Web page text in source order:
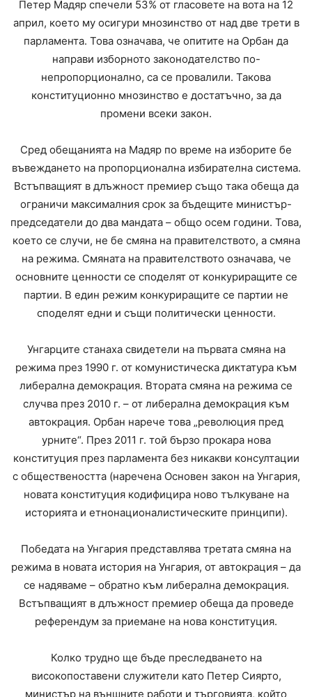
Петер Мадяр спечели 53% от гласовете на вота на 12
април, което му осигури мнозинство от над две трети в
парламента. Това означава, че опитите на Орбан да
направи изборното законодателство по-
непропорционално, са се провалили. Такова
конституционно мнозинство е достатъчно, за да
промени всеки закон.
Сред обещанията на Мадяр по време на изборите бе
въвеждането на пропорционална избирателна система.
Встъпващият в длъжност премиер също така обеща да
ограничи максималния срок за бъдещите министър-
председатели до два мандата – общо осем години. Това,
което се случи, не бе смяна на правителството, а смяна
на режима. Смяната на правителството означава, че
основните ценности се споделят от конкуриращите се
партии. В един режим конкуриращите се партии не
споделят едни и същи политически ценности.
Унгарците станаха свидетели на първата смяна на
режима през 1990 г. от комунистическа диктатура към
либерална демокрация. Втората смяна на режима се
случва през 2010 г. – от либерална демокрация към
автокрация. Орбан нарече това „революция пред
урните“. През 2011 г. той бързо прокара нова
конституция през парламента без никакви консултации
с обществеността (наречена Основен закон на Унгария,
новата конституция кодифицира ново тълкуване на
историята и етнонационалистическите принципи).
Победата на Унгария представлява третата смяна на
режима в новата история на Унгария, от автокрация – да
се надяваме – обратно към либерална демокрация.
Встъпващият в длъжност премиер обеща да проведе
референдум за приемане на нова конституция.
Колко трудно ще бъде преследването на
високопоставени служители като Петер Сиярто,
министър на външните работи и търговията, който